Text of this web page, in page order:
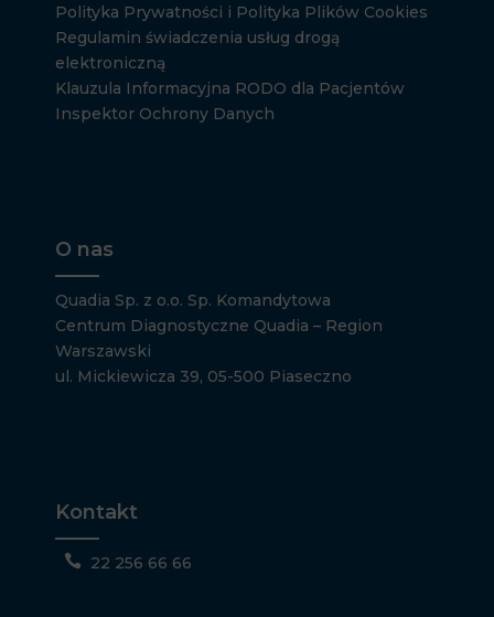
Polityka Prywatności i Polityka Plików Cookies
Regulamin świadczenia usług drogą
elektroniczną
Klauzula Informacyjna RODO dla Pacjentów
Inspektor Ochrony Danych
O nas
Quadia Sp. z o.o. Sp. Komandytowa
Centrum Diagnostyczne Quadia – Region
Warszawski
ul. Mickiewicza 39, 05-500 Piaseczno
Kontakt
 22 256 66 66